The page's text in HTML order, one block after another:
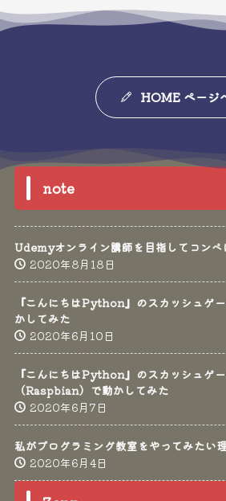
HOME ページ
note
Udemyオンライン講師を目指してコンペ
2020年8月18日
『こんにちはPython』のスカッシュゲ
かしてみた
2020年6月10日
『こんにちはPython』のスカッシュゲ
（Raspbian）で動かしてみた
2020年6月7日
私がプログラミング教室をやってみたい
2020年6月4日